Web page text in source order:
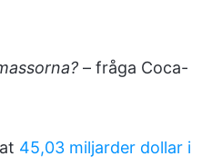
– fråga Coca-
45,03 miljarder dollar i